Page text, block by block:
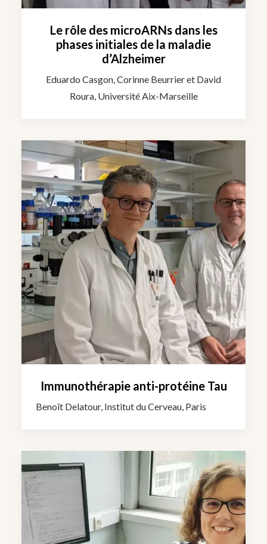
Le rôle des microARNs dans les
phases initiales de la maladie
d’Alzheimer
Eduardo Casgon, Corinne Beurrier et David
Roura, Université Aix-Marseille
Immunothérapie anti-protéine Tau
Benoît Delatour, Institut du Cerveau, Paris